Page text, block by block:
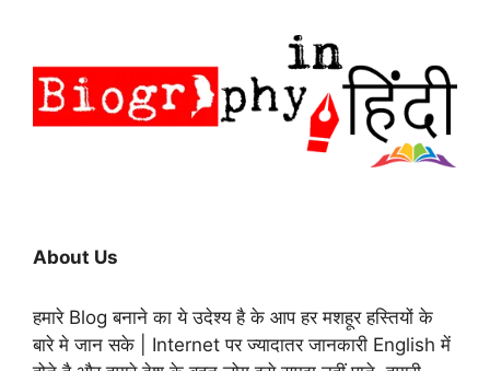
About Us
हमारे Blog बनाने का ये उदेश्य है के आप हर मशहूर हस्तियों के
बारे मे जान सके | Internet पर ज्यादातर जानकारी English में